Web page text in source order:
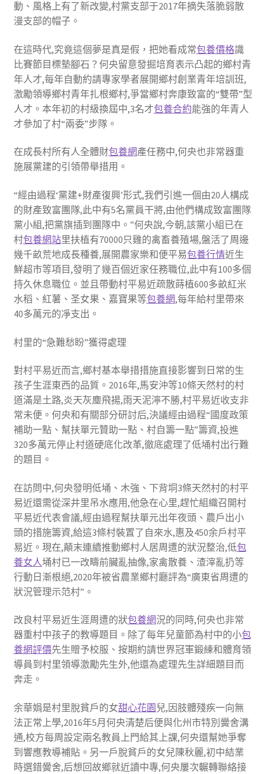
動、風格上有了新改變,村黨支部于2017年摘失落脆弱散
漫支部的帽子。
在這時代,究竟這個夢是真是假，把她看成常包養價格識
比賽節目標墊腳石？何央留意發掘培育表示凸起的鄉村青
年人才,每年自動約請專家學者展開鄉村創業青年培訓班,
激勵領導鄉村青年扎根鄉村,爭當鄉村奔康致富的“雙帶”型
人才。本年初的村級換屆中,3名才包養合約能強的年青人
才參加了村“兩委”步隊。
在成長村所有人全體財包養網產任務中,何央也非常器重
施展黨建的引領帶舉措用。
“經由過程‘黨建+財產復興’形式,我們引進一個由20人構成
的財產致富團隊,此中有5名黨員干將,由他們構成致富團隊
黨小組,把黨旗插到團隊中。”何央說,今朝,該黨小組已在
村包養網站里扶植有70000只雞的禽畜養殖場,盤活了周邊
幾千畝荒地成長種養,展開農家樂和便平易包養行情近生
鮮超市等項目,發明了幾百個近家任務職位,此中有100多個
持久休息職位。並且帶動村平易近疏散蒔植600多畝紅米
水稻、紅薯、圣女果、嘉寶果等包養網,每年給村里帶來
40多萬元的凈支出。
村里的“急難愁盼”獲得處理
對村平易近而言,鄉村基本舉措措施直接影響到日常的生
孩子生涯東西的品質。2016年,馬安沖等10條天然村的村
道滿是土路,炎天灰塵飛揚,雨天泥濘不勝,村平易近收支非
常未便。何央和有關部分研討后,決議經由過程“國度政策
補助一點、幫扶單元贊助一點、村自籌一點”籌資,投進
320多萬元停止村道硬底化改革,徹底處理了低埇村出行難
的題目。
在訪問中,何央發明低埇、木強、下背垌3條天然村的村平
易近還需從深井里吊水應用,他急在心里,趕忙組織召開村
平易近代表會議,經由過程幫扶單元出年夜頭、農戶出小
頭的措施籌資,給這3條村裝置了自來水,惠及450余戶村平
易近。現在,顛末連續推動鄉村人居周遭的狀況整治,低包
養女人埇村已一改疇前臟亂抽像,家禽散養、渣滓亂扔等
行動日漸根絕,2020年被省農業鄉村廳評為“廣東省周遭的
狀況管理示范村”。
改良村平易近生涯周遭的狀包養網況的同時,何央也非常
器重村中孩子的教導題目。除了每年兒童節為村中的小包
養網評價先生贈予校服、按期約請世界冠軍鍛練和體育領
導員到村里領導激勵先生外,他還為處理先生詳細題目而
奔走。
余華娟是村里脫貧戶的女甜心花園 兒,因肢體殘疾一向無
法正常上學,2016年5月何央清楚后便與化州市特別黌舍溝
通,校方每周設定兩名教員上門給其上課,何央還幫她爭奪
到響應教導補貼。另一戶脫貧戶的女兒陳秋麗,初中結業
時選錯黌舍,后想回故鄉就近讀中專,何央屢次輾轉聯絡接